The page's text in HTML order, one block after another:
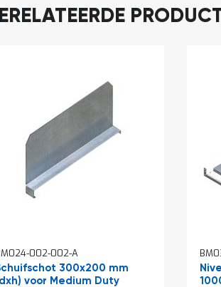
002-002-A
300x200 mm
voor Medium Duty